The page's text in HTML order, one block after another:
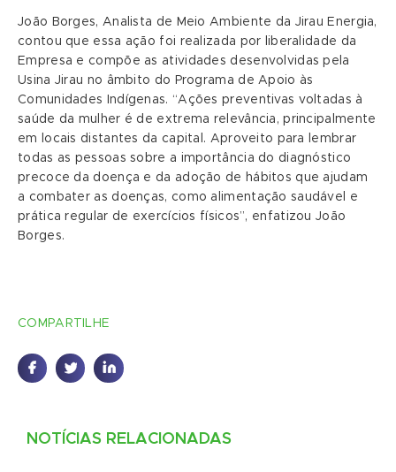
João Borges, Analista de Meio Ambiente da Jirau Energia,
contou que essa ação foi realizada por liberalidade da
Empresa e compõe as atividades desenvolvidas pela
Usina Jirau no âmbito do Programa de Apoio às
Comunidades Indígenas. “Ações preventivas voltadas à
saúde da mulher é de extrema relevância, principalmente
em locais distantes da capital. Aproveito para lembrar
todas as pessoas sobre a importância do diagnóstico
precoce da doença e da adoção de hábitos que ajudam
a combater as doenças, como alimentação saudável e
prática regular de exercícios físicos”, enfatizou João
Borges.
COMPARTILHE
NOTÍCIAS RELACIONADAS